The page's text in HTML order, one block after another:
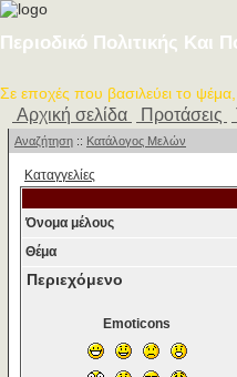
Περιοδικό Πολιτικής Και
Σε εποχές που βασιλεύει το
Αρχική σελίδα Προτάσεις
Αναζήτηση :: Κατάλογος Μελών
Καταγγελίες
Όνομα μέλους
Θέμα
Περιεχόμενο
Emoticons